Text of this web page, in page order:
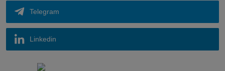
Telegram
Linkedin